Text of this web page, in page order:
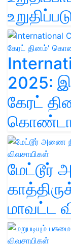
2025:
கேரட்
மேட்டூர்
மாவட்ட